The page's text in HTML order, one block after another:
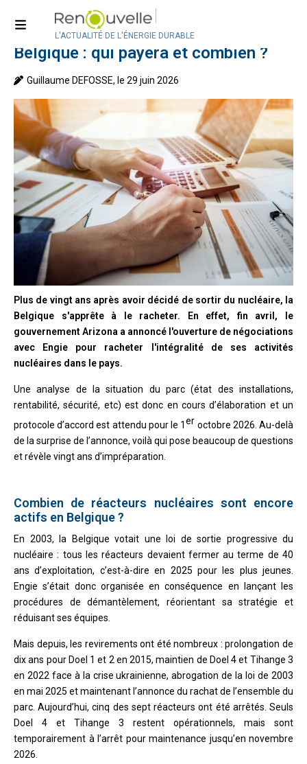
L'ACTUALITÉ DE L'ÉNERGIE DURABLE
Nationalisation du nucléaire en
Belgique : qui payera et combien ?
Guillaume DEFOSSE, le 29 juin 2026
Plus de vingt ans après avoir décidé de sortir du nucléaire, la
Belgique s'apprête à le racheter. En effet, fin avril, le
gouvernement Arizona a annoncé l'ouverture de négociations
avec Engie pour racheter l'intégralité de ses activités
nucléaires dans le pays.
Une analyse de la situation du parc (état des installations,
rentabilité, sécurité, etc) est donc en cours d’élaboration et un
protocole d’accord est attendu pour le 1er octobre 2026. Au-delà
de la surprise de l’annonce, voilà qui pose beaucoup de questions
et révèle vingt ans d’impréparation.
Combien de réacteurs nucléaires sont encore
actifs en Belgique ?
En 2003, la Belgique votait une loi de sortie progressive du
nucléaire : tous les réacteurs devaient fermer au terme de 40
ans d’exploitation, c’est-à-dire en 2025 pour les plus jeunes.
Engie s’était donc organisée en conséquence en lançant les
procédures de démantèlement, réorientant sa stratégie et
réduisant ses équipes.
Mais depuis, les revirements ont été nombreux : prolongation de
dix ans pour Doel 1 et 2 en 2015, maintien de Doel 4 et Tihange 3
en 2022 face à la crise ukrainienne, abrogation de la loi de 2003
en mai 2025 et maintenant l’annonce du rachat de l’ensemble du
parc. Aujourd’hui, cinq des sept réacteurs ont été arrêtés. Seuls
Doel 4 et Tihange 3 restent opérationnels, mais sont
temporairement à l’arrêt pour maintenance jusqu’en novembre
2026.